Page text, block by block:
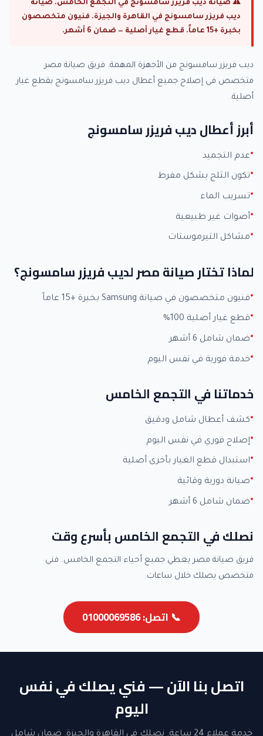
⚠ صيانة ديب فريزر سامسونج في التجمع الخامس. صيانة
ديب فريزر سامسونج في القاهرة والجيزة. فنيون متخصصون
بخبرة +15 عاماً. قطع غيار أصلية — ضمان 6 أشهر.
ديب فريزر سامسونج من الأجهزة المهمة. فريق صيانة مصر
متخصص في إصلاح جميع أعطال ديب فريزر سامسونج بقطع غيار
أصلية.
أبرز أعطال ديب فريزر سامسونج
عدم التجميد
تكون الثلج بشكل مفرط
تسريب الماء
أصوات غير طبيعية
مشاكل التيرموستات
لماذا تختار صيانة مصر لديب فريزر سامسونج؟
فنيون متخصصون في صيانة Samsung بخبرة +15 عاماً
قطع غيار أصلية 100%
ضمان شامل 6 أشهر
خدمة فورية في نفس اليوم
خدماتنا في التجمع الخامس
كشف أعطال شامل ودقيق
إصلاح فوري في نفس اليوم
استبدال قطع الغيار بأخرى أصلية
صيانة دورية وقائية
ضمان شامل 6 أشهر
نصلك في التجمع الخامس بأسرع وقت
فريق صيانة مصر يغطي جميع أحياء التجمع الخامس. فني
متخصص يصلك خلال ساعات.
📞 اتصل: 01000069586
اتصل بنا الآن — فني يصلك في نفس
اليوم